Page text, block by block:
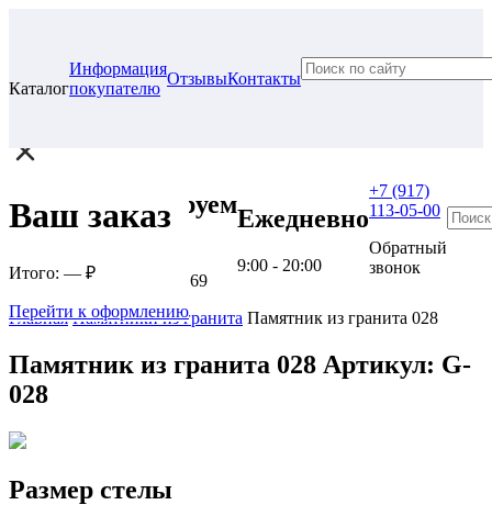
Каталог
Информация
покупателю
ОтзывыКонтакты
Ваш заказ
Итого: — ₽
Перейти к оформлению
Проконсультируем
в нашем офисе
г. Самара, ул. Гагарина, 69
Ежедневно
9:00 - 20:00
+7 (917)
113-05-00
Обратный
звонок
Главная Памятники из гранита Памятник из гранита 028
Памятник из гранита 028 Артикул: G-
028
Размер стелы